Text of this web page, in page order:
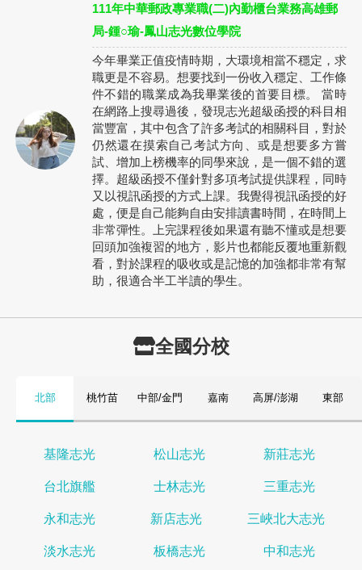
111年中華郵政專業職(二)內勤櫃台業務高雄郵
局-鍾○瑜-鳳山志光數位學院
今年畢業正值疫情時期，大環境相當不穩定，求
職更是不容易。想要找到一份收入穩定、工作條
件不錯的職業成為我畢業後的首要目標。 當時
在網路上搜尋過後，發現志光超級函授的科目相
當豐富，其中包含了許多考試的相關科目，對於
仍然還在摸索自己考試方向、或是想要多方嘗
試、增加上榜機率的同學來說，是一個不錯的選
擇。超級函授不僅針對多項考試提供課程，同時
又以視訊函授的方式上課。我覺得視訊函授的好
處，便是自己能夠自由安排讀書時間，在時間上
非常彈性。上完課程後如果還有聽不懂或是想要
回頭加強複習的地方，影片也都能反覆地重新觀
看，對於課程的吸收或是記憶的加強都非常有幫
助，很適合半工半讀的學生。
全國分校
北部 桃竹苗 中部/金門 嘉南 高屏/澎湖 東部
基隆志光 松山志光 新莊志光
台北旗艦 士林志光 三重志光
永和志光 新店志光 三峽北大志光
淡水志光 板橋志光 中和志光